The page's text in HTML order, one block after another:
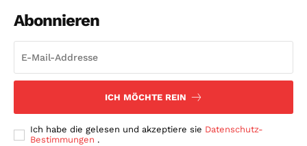
Abonnieren
ICH MÖCHTE REIN
Ich habe die gelesen und akzeptiere sie Datenschutz-
Bestimmungen .